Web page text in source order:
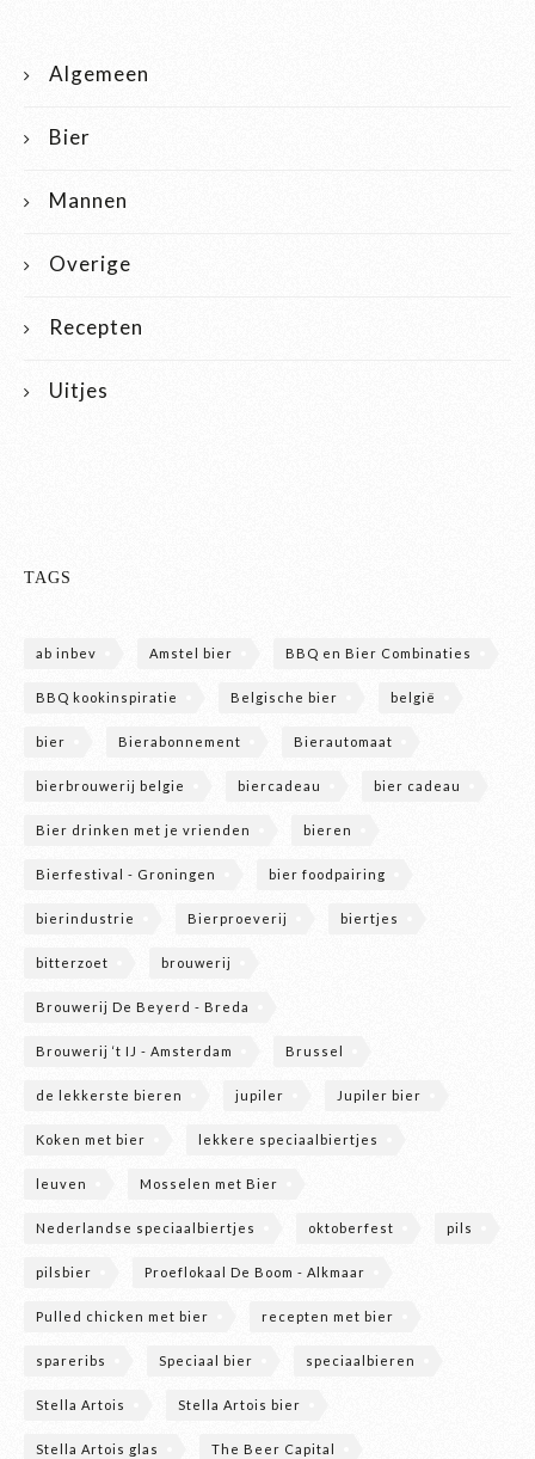
Algemeen
Bier
Mannen
Overige
Recepten
Uitjes
TAGS
ab inbev Amstel bier BBQ en Bier Combinaties
BBQ kookinspiratie Belgische bier belgië
bier Bierabonnement Bierautomaat
bierbrouwerij belgie biercadeau bier cadeau
Bier drinken met je vrienden bieren
Bierfestival - Groningen bier foodpairing
bierindustrie Bierproeverij biertjes
bitterzoet brouwerij
Brouwerij De Beyerd - Breda
Brouwerij ‘t IJ - Amsterdam Brussel
de lekkerste bieren jupiler Jupiler bier
Koken met bier lekkere speciaalbiertjes
leuven Mosselen met Bier
Nederlandse speciaalbiertjes oktoberfest pils
pilsbier Proeflokaal De Boom - Alkmaar
Pulled chicken met bier recepten met bier
spareribs Speciaal bier speciaalbieren
Stella Artois Stella Artois bier
Stella Artois glas The Beer Capital